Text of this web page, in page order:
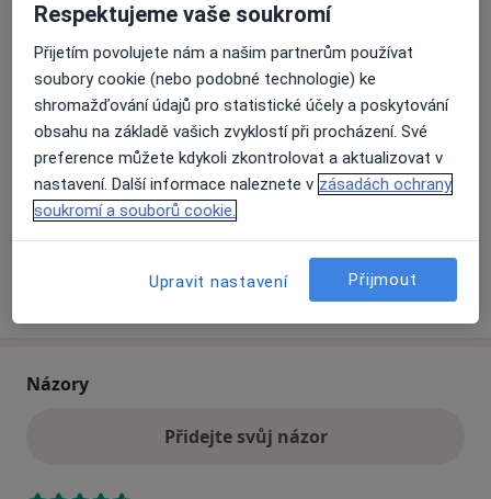
Přiblížit mapuse otevře v nové záložce
Dostupnost
Na této adrese online kalendář není aktivní
Co mám v takové situaci udělat?
Způsoby platby (soukromé návštěvy)
Na teto adrese lékař přijímá pacienty na pojišťovnu
Víceo adrese
Názory
Přidejte svůj názor
Respektujeme vaše soukromí
Přijetím povolujete nám a našim partnerům používat
soubory cookie (nebo podobné technologie) ke
shromažďování údajů pro statistické účely a poskytování
obsahu na základě vašich zvyklostí při procházení. Své
preference můžete kdykoli zkontrolovat a aktualizovat v
nastavení. Další informace naleznete v zásadách ochrany
soukromí a souborů cookie.
Upravit nastavení Přijmout